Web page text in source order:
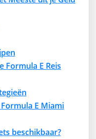
Formula E Reis
E Miami
beschikbaar?